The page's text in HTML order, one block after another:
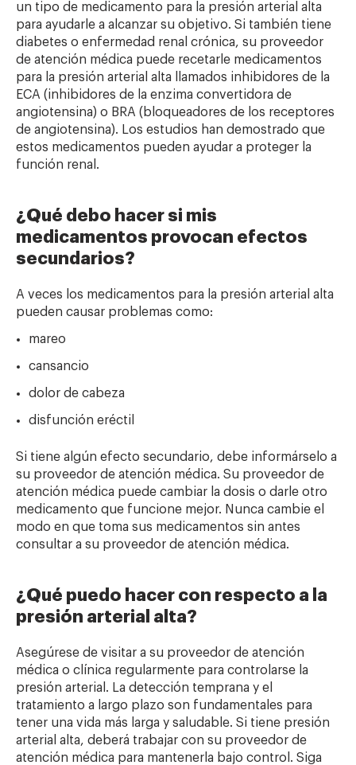
un tipo de medicamento para la presión arterial alta
para ayudarle a alcanzar su objetivo. Si también tiene
diabetes o enfermedad renal crónica, su proveedor
de atención médica puede recetarle medicamentos
para la presión arterial alta llamados inhibidores de la
ECA (inhibidores de la enzima convertidora de
angiotensina) o BRA (bloqueadores de los receptores
de angiotensina). Los estudios han demostrado que
estos medicamentos pueden ayudar a proteger la
función renal.
¿Qué debo hacer si mis
medicamentos provocan efectos
secundarios?
A veces los medicamentos para la presión arterial alta
pueden causar problemas como:
mareo
cansancio
dolor de cabeza
disfunción eréctil
Si tiene algún efecto secundario, debe informárselo a
su proveedor de atención médica. Su proveedor de
atención médica puede cambiar la dosis o darle otro
medicamento que funcione mejor. Nunca cambie el
modo en que toma sus medicamentos sin antes
consultar a su proveedor de atención médica.
¿Qué puedo hacer con respecto a la
presión arterial alta?
Asegúrese de visitar a su proveedor de atención
médica o clínica regularmente para controlarse la
presión arterial. La detección temprana y el
tratamiento a largo plazo son fundamentales para
tener una vida más larga y saludable. Si tiene presión
arterial alta, deberá trabajar con su proveedor de
atención médica para mantenerla bajo control. Siga